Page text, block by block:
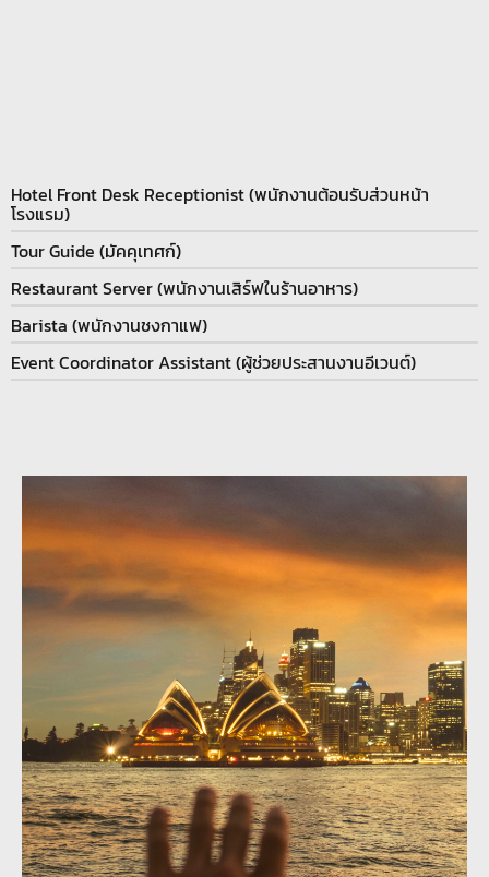
Hotel Front Desk Receptionist (พนักงานต้อนรับส่วนหน้า
โรงแรม)
Tour Guide (มัคคุเทศก์)
Restaurant Server (พนักงานเสิร์ฟในร้านอาหาร)
Barista (พนักงานชงกาแฟ)
Event Coordinator Assistant (ผู้ช่วยประสานงานอีเวนต์)